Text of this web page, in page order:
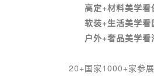
高定+材料美学看
软装+生活美学看
户外+奢品美学看
20+国家1000+家参